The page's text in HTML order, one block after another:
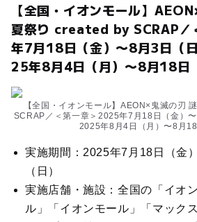
【全国・イオンモール】
夏祭り created by SCRAP／
年7月18日（金）〜8月3日（
25年8月4日（月）〜8月18日
【全国・イオンモール】AEON×鬼滅の刃
SCRAP／＜第一章＞2025年7月18日（金）
2025年8月4日（月）〜8月18
実施期間：2025年7月18日（金
（日）
実施店舗・施設：全国の「イオ
ル」「イオンモール」「マック